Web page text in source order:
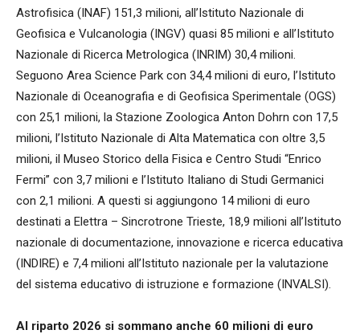
Astrofisica (INAF) 151,3 milioni, all’Istituto Nazionale di
Geofisica e Vulcanologia (INGV) quasi 85 milioni e all’Istituto
Nazionale di Ricerca Metrologica (INRIM) 30,4 milioni.
Seguono Area Science Park con 34,4 milioni di euro, l’Istituto
Nazionale di Oceanografia e di Geofisica Sperimentale (OGS)
con 25,1 milioni, la Stazione Zoologica Anton Dohrn con 17,5
milioni, l’Istituto Nazionale di Alta Matematica con oltre 3,5
milioni, il Museo Storico della Fisica e Centro Studi “Enrico
Fermi” con 3,7 milioni e l’Istituto Italiano di Studi Germanici
con 2,1 milioni. A questi si aggiungono 14 milioni di euro
destinati a Elettra – Sincrotrone Trieste, 18,9 milioni all’Istituto
nazionale di documentazione, innovazione e ricerca educativa
(INDIRE) e 7,4 milioni all’Istituto nazionale per la valutazione
del sistema educativo di istruzione e formazione (INVALSI).
Al riparto 2026 si sommano anche 60 milioni di euro